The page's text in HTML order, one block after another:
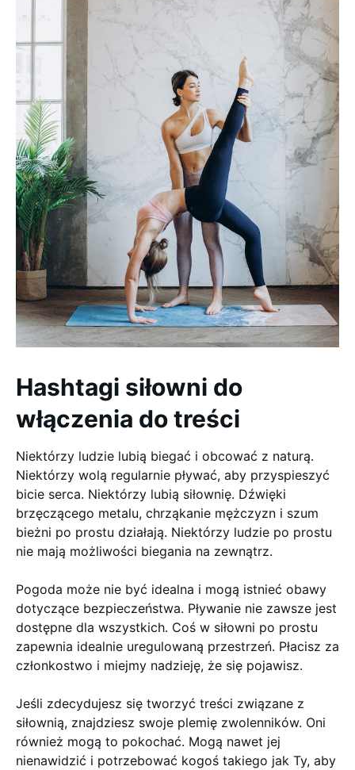
Hashtagi siłowni do
włączenia do treści
Niektórzy ludzie lubią biegać i obcować z naturą.
Niektórzy wolą regularnie pływać, aby przyspieszyć
bicie serca. Niektórzy lubią siłownię. Dźwięki
brzęczącego metalu, chrząkanie mężczyzn i szum
bieżni po prostu działają. Niektórzy ludzie po prostu
nie mają możliwości biegania na zewnątrz.
Pogoda może nie być idealna i mogą istnieć obawy
dotyczące bezpieczeństwa. Pływanie nie zawsze jest
dostępne dla wszystkich. Coś w siłowni po prostu
zapewnia idealnie uregulowaną przestrzeń. Płacisz za
członkostwo i miejmy nadzieję, że się pojawisz.
Jeśli zdecydujesz się tworzyć treści związane z
siłownią, znajdziesz swoje plemię zwolenników. Oni
również mogą to pokochać. Mogą nawet jej
nienawidzić i potrzebować kogoś takiego jak Ty, aby